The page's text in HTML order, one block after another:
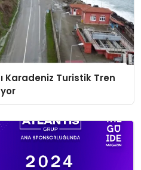
Karadeniz Turistik Tren